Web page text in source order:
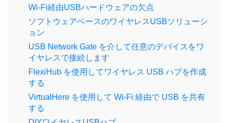
Wi-Fi経由USBハードウェアの欠点
ソフトウェアベースのワイヤレスUSBソリューシ
ョン
USB Network Gate を介して任意のデバイスをワ
イヤレスで接続します
FlexiHub を使用してワイヤレス USB ハブを作成
する
VirtualHere を使用して Wi‑Fi 経由で USB を共有
する